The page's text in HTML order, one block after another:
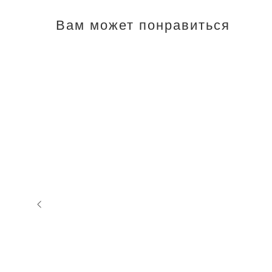
Вам может понравиться